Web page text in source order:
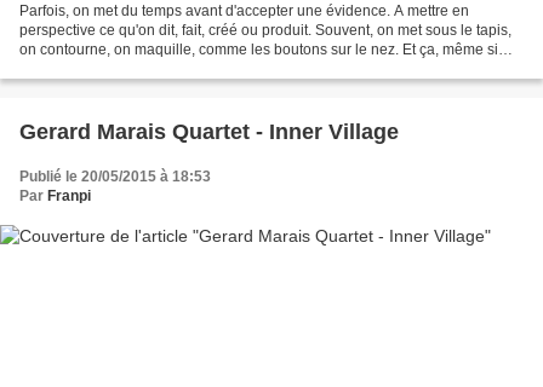
Parfois, on met du temps avant d'accepter une évidence. A mettre en
perspective ce qu'on dit, fait, créé ou produit. Souvent, on met sous le tapis,
on contourne, on maquille, comme les boutons sur le nez. Et ça, même si
Gerard Marais Quartet - Inner Village
Publié le 20/05/2015 à 18:53
Par Franpi